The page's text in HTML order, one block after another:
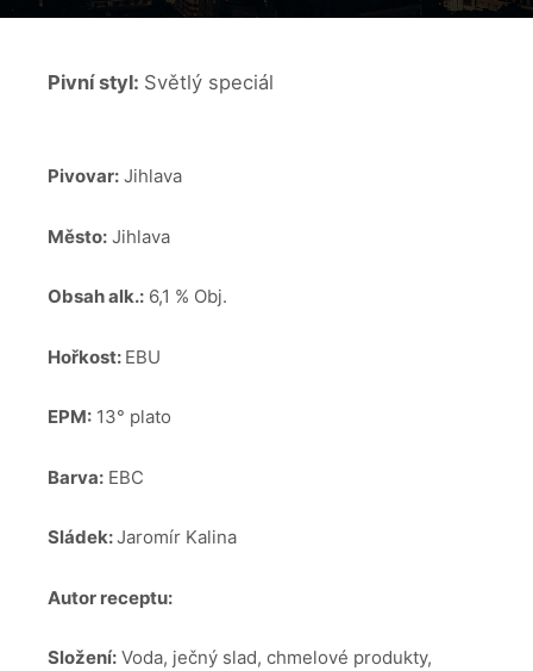
Pivní styl: Světlý speciál
Pivovar: Jihlava
Město: Jihlava
Obsah alk.: 6,1 % Obj.
Hořkost: EBU
EPM: 13° plato
Barva: EBC
Sládek:Jaromír Kalina
Autor receptu:
Složení: Voda, ječný slad, chmelové produkty,